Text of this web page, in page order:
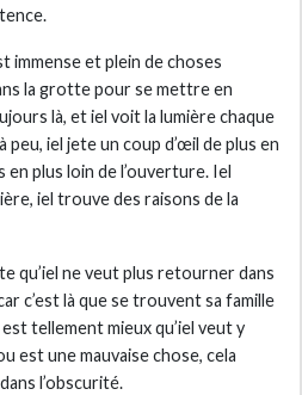
immense et plein de choses
la grotte pour se mettre en
là, et iel voit la lumière chaque
peu, iel jete un coup d’œil de plus en
plus loin de l’ouverture. Iel
iel trouve des raisons de la
qu’iel ne veut plus retourner dans
c’est là que se trouvent sa famille
tellement mieux qu’iel veut y
est une mauvaise chose, cela
l’obscurité.